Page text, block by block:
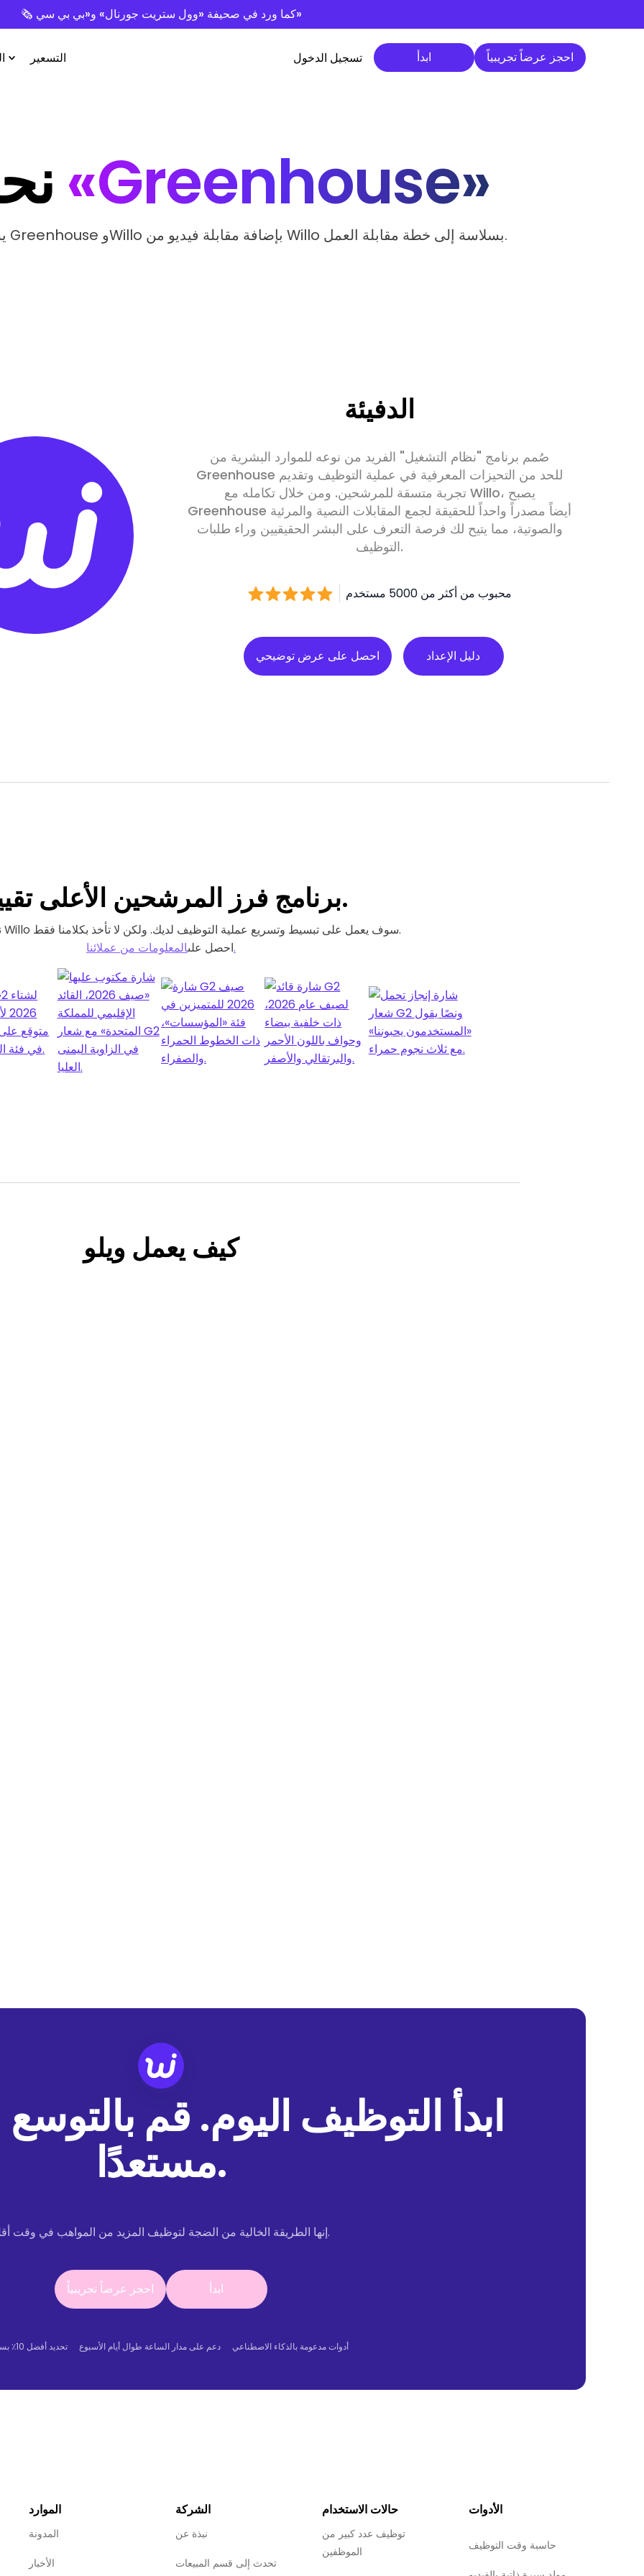
🗞️ كما ورد في صحيفة «وول ستريت جورنال» و«بي بي سي»
التسعير تسجيل الدخول ابدأ ابدأ احجز عرضاً تجريبياً
احجز عرضاً تجريبياً
«Greenhouse»
يسمح لك هذا التكامل الأصلي مع Greenhouse وWillo بإضافة مقابلة فيديو من Willo بسلاسة إلى خطة مقابلة العمل.
الدفيئة
صُمم برنامج "نظام التشغيل" الفريد من نوعه للموارد البشرية من
Greenhouse للحد من التحيزات المعرفية في عملية التوظيف وتقديم
تجربة متسقة للمرشحين. ومن خلال تكامله مع Willo، يصبح
Greenhouse أيضاً مصدراً واحداً للحقيقة لجمع المقابلات النصية والمرئية
والصوتية، مما يتيح لك فرصة التعرف على البشر الحقيقيين وراء طلبات
التوظيف.
محبوب من أكثر من 5000 مستخدم
احصل على عرض توضيحي دليل الإعداد
دليل الإعداد
برنامج فرز المرشحين الأعلى .
نحن نضمن لك أن Willo سوف يعمل على تبسيط وتسريع عملية التوظيف لديك. ولكن لا تأخذ بكلامنا فقط.
احصل علىالمعلومات من عملائنا.
كيف يعمل ويلو
ابدأ التوظيف اليوم. قم
مستعدًا.
إنها الطريقة الخالية من الضجة لتوظيف المزيد من المواهب في وقت أقل.
احجز عرضاً تجريبياً
احجز عرضاً تجريبياً
ابدأ
ابدأ
تحديد أفضل 10٪ بسرعة دعم على مدار الساعة طوال أيام الأسبوع أدوات مدعومة بالذكاء الاصطناعي
الموارد
المدونة
الأخبار
الشركة
نبذة عن
تحدث إلى قسم المبيعات
حالات الاستخدام
توظيف عدد كبير من
الموظفين
الأدوات
حاسبة وقت التوظيف